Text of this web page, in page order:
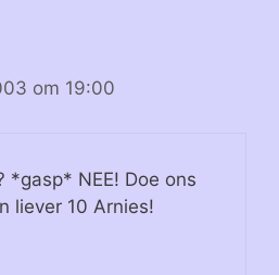
om 19:00
*gasp* NEE! Doe ons
liever 10 Arnies!